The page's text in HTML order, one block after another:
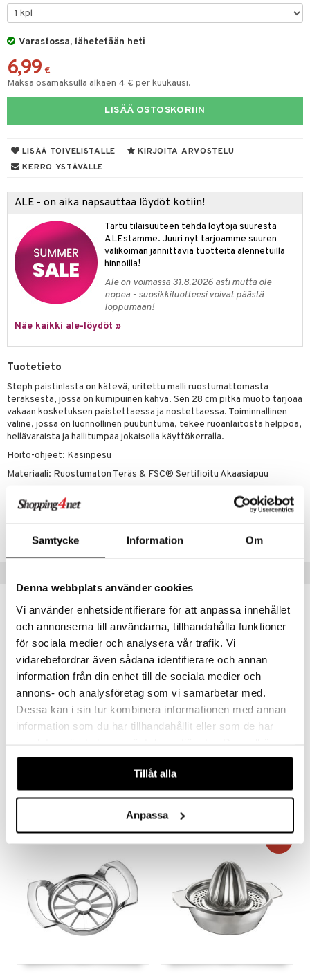
Samtycke Information Om
Denna webbplats använder cookies
Vi använder enhetsidentifierare för att anpassa innehållet
och annonserna till användarna, tillhandahålla funktioner
för sociala medier och analysera vår trafik. Vi
vidarebefordrar även sådana identifierare och annan
information från din enhet till de sociala medier och
annons- och analysföretag som vi samarbetar med.
Dessa kan i sin tur kombinera informationen med annan
information som du har tillhandahållit eller som de har
våra cookies vid fortsatt användande av vår webbplats.
Tillåt alla
Anpassa
Varastossa, lähetetään heti
6,99 €
Maksa osamaksulla alkaen 4 € per kuukausi.
LISÄÄ OSTOSKORIIN
LISÄÄ TOIVELISTALLE
KIRJOITA ARVOSTELU
KERRO YSTÄVÄLLE
ALE - on aika napsauttaa löydöt kotiin!
Tartu tilaisuuteen tehdä löytöjä suuresta
ALEstamme. Juuri nyt tarjoamme suuren
valikoiman jännittäviä tuotteita alennetuilla
hinnoilla!
Ale on voimassa 31.8.2026 asti mutta ole
nopea - suosikkituotteesi voivat päästä
loppumaan!
Näe kaikki ale-löydöt »
Tuotetieto
Steph paistinlasta on kätevä, uritettu malli ruostumattomasta
teräksestä, jossa on kumipuinen kahva. Sen 28 cm pitkä muoto tarjoaa
vakaan kosketuksen paistettaessa ja nostettaessa. Toiminnallinen
väline, jossa on luonnollinen puutuntuma, tekee ruoanlaitosta helppoa,
hellävaraista ja hallitumpaa jokaisella käyttökerralla.
Hoito-ohjeet: Käsinpesu
Materiaali: Ruostumaton Teräs & FSC® Sertifioitu Akaasiapuu
Tuotenumero
Saatavana useana vaihtoehtona
DORRE
alk.3,85 € (4,50€)
-14%
ADHOC
31,99 €
& Vihannesveitset
sisustus
tarvikkeita
tekstiilit
koristelu
säilytys
tekstiilit
Saalit
& Tyynyliinat
& Peitot
& Koukut
& Korit
& Veistokset
& Lyhdyt
& Korit
tekstiilit
tekstiilit
tekstiilit
& Tyynyliinat
& Peitot
hyönteissuoja
& Lyhdyt
& vastauksia